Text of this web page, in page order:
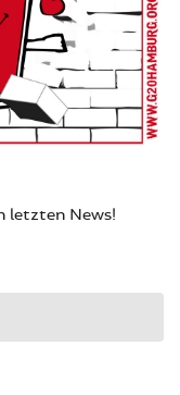
letzten News!